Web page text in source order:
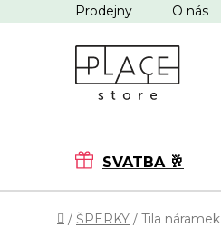
na
Prodejny O nás
SVATBA 🥂
Domů
/ ŠPERKY / Tila náramek